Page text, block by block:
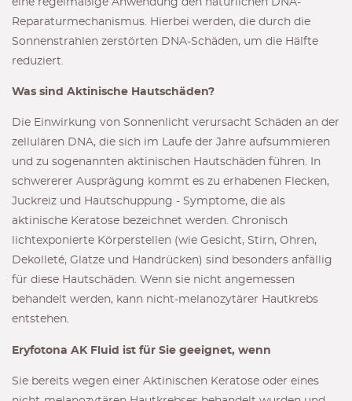
Reparaturmechanismus. Hierbei werden, die durch die
Sonnenstrahlen zerstörten DNA-Schäden, um die Hälfte
reduziert.
Was sind Aktinische Hautschäden?
Die Einwirkung von Sonnenlicht verursacht Schäden an der
zellulären DNA, die sich im Laufe der Jahre aufsummieren
und zu sogenannten aktinischen Hautschäden führen. In
schwererer Ausprägung kommt es zu erhabenen Flecken,
Juckreiz und Hautschuppung - Symptome, die als
aktinische Keratose bezeichnet werden. Chronisch
lichtexponierte Körperstellen (wie Gesicht, Stirn, Ohren,
Dekolleté, Glatze und Handrücken) sind besonders anfällig
für diese Hautschäden. Wenn sie nicht angemessen
behandelt werden, kann nicht-melanozytärer Hautkrebs
entstehen.
Eryfotona AK Fluid ist für Sie geeignet, wenn
Sie bereits wegen einer Aktinischen Keratose oder eines